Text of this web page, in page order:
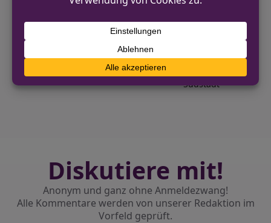
VORHERIGER BEITRAG
Feuerwehr Mönchengladbach trainiert für
Waldbrände im Hardter Wald
NÄCHSTER BEITRAG
Winzer-Veedel: Fotografiekunst in der Kölner
Südstadt
Diskutiere mit!
Anonym und ganz ohne Anmeldezwang!
Alle Kommentare werden von unserer Redaktion im
Vorfeld geprüft.